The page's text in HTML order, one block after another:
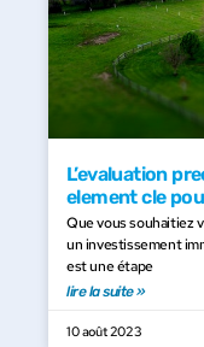
L’evaluation
element cle
Que vous souhaitiez
un investissement
est une étape
lire la suite »
10 août 2023